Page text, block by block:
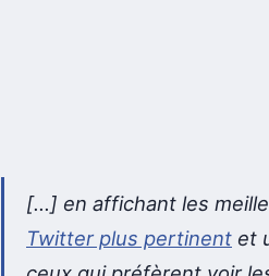
[…] en affichant les
Twitter plus pertinent et